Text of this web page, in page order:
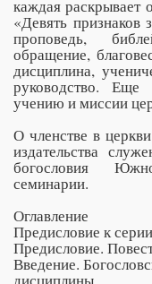
каждая раскрывает
«Девять признаков
проповедь,
обращение,
дисциплина,
руководство.
учению и миссии
О членстве в
издательства
богословия
семинарии.
Оглавление
Предисловие к серии
Предисловие.
Введение.